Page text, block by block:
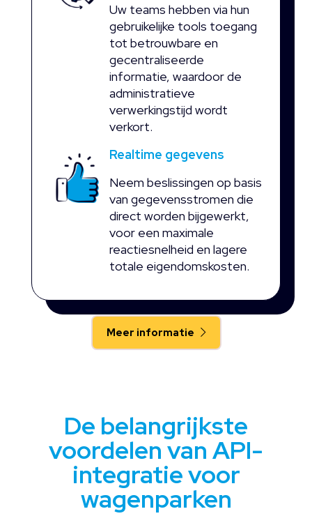
Uw teams hebben via hun
gebruikelijke tools toegang
tot betrouwbare en
gecentraliseerde
informatie, waardoor de
administratieve
verwerkingstijd wordt
verkort.
Realtime gegevens
Neem beslissingen op basis
van gegevensstromen die
direct worden bijgewerkt,
voor een maximale
reactiesnelheid en lagere
totale eigendomskosten.
Meer informatie
De belangrijkste
voordelen van API-
integratie voor
wagenparken